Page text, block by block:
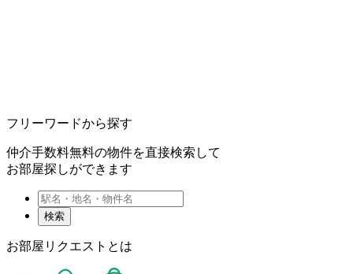
フリーワードから探す
仲介手数料無料の物件を直接検索して
お部屋探しができます
検索
お部屋リクエストとは